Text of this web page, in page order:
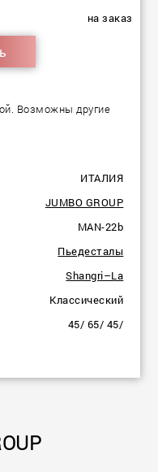
на заказ
Возможны другие
ИТАЛИЯ
JUMBO GROUP
MAN-22b
Пьедесталы
Shangri–La
Классический
45/ 65/ 45/